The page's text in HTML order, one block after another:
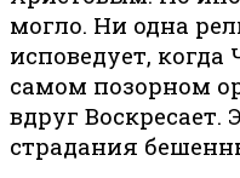
могло. Ни одна
исповедует,
самом позорном
вдруг Воскресает.
страдания